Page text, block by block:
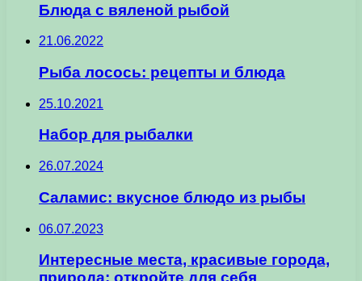
Блюда с вяленой рыбой
21.06.2022
Рыба лосось: рецепты и блюда
25.10.2021
Набор для рыбалки
26.07.2024
Саламис: вкусное блюдо из рыбы
06.07.2023
Интересные места, красивые города,